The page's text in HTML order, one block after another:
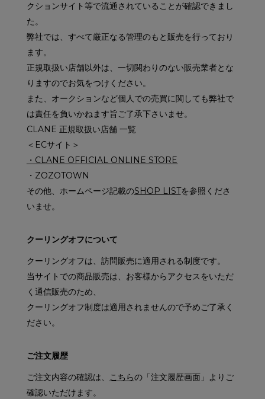
クションサイト等で流通されていることが確認できまし
た。
弊社では、すべて厳正なる管理のもと販売を行っており
ます。
正規取扱い店舗以外は、一切関わりのない販売業者とな
りますのでお気をつけください。
また、オークションなど個人での売買に関しても弊社で
は責任を負いかねます旨ご了承下さいませ。
CLANE 正規取扱い店舗 一覧
＜ECサイト＞
・CLANE OFFICIAL ONLINE STORE
・ZOZOTOWN
その他、ホームページ記載のSHOP LISTを参照くださ
いませ。
クーリングオフについて
クーリングオフは、訪問販売に適用される制度です。
当サイトでの商品販売は、お客様からアクセスをいただ
く通信販売のため、
クーリングオフ制度は適用されませんので予めご了承く
ださい。
ご注文履歴
ご注文内容の確認は、
こちらの「注文履歴画面」よりご
確認いただけます。